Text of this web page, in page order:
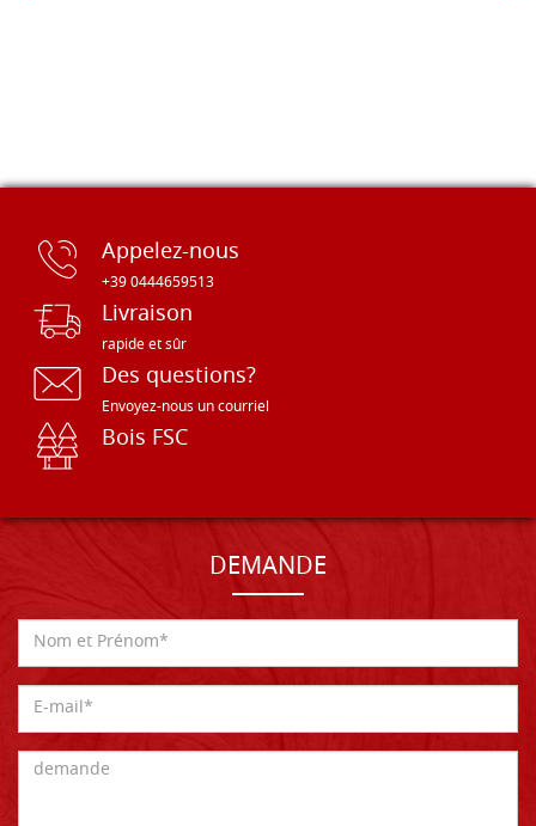
Appelez-nous
+39 0444659513
Livraison
rapide et sûr
Des questions?
Envoyez-nous un courriel
Bois FSC
DEMANDE